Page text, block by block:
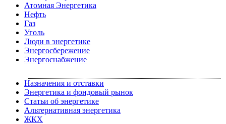
Атомная Энергетика
Нефть
Газ
Уголь
Люди в энергетике
Энергосбережение
Энергоснабжение
Назначения и отставки
Энергетика и фондовый рынок
Статьи об энергетике
Альтернативная энергетика
ЖКХ